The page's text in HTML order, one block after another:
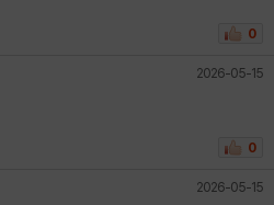
0
2026-05-15
0
2026-05-15